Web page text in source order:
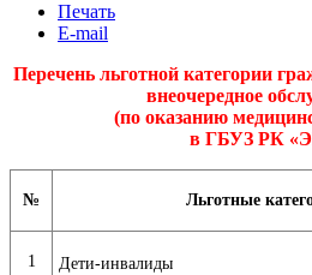
Печать
E-mail
Перечень льготной категории
внеочередное
(по оказанию
в ГБУЗ РК
№ Льготные
1 Дети-инвалиды